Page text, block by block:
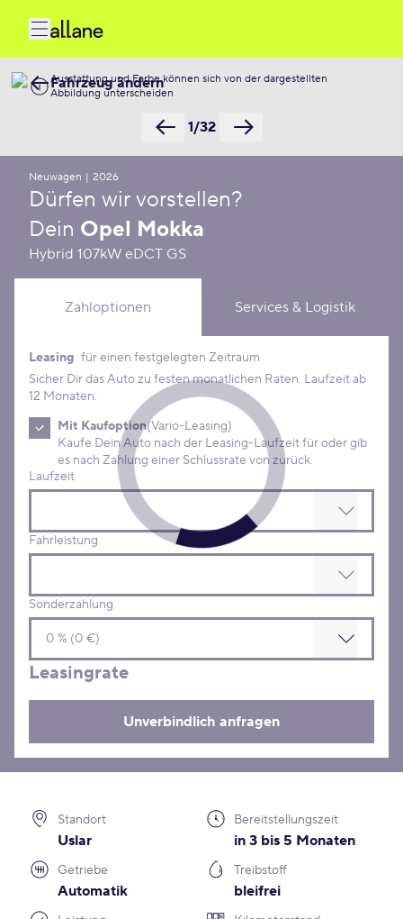
Ausstattung und Farbe können sich von der dargestellten
Abbildung unterscheiden
1/32
Fahrzeug ändern
Neuwagen | 2026
Dürfen wir vorstellen?
Dein Opel Mokka
Hybrid 107kW eDCT GS
Zahloptionen Services & Logistik
Leasing Konditionen
Leasing für einen festgelegten Zeitraum
Sicher Dir das Auto zu festen monatlichen Raten. Laufzeit ab
12 Monaten.
Mit Kaufoption(Vario-Leasing)
Kaufe Dein Auto nach der Leasing-Laufzeit für oder gib
es nach Zahlung einer Schlussrate von zurück.
Laufzeit
Fahrleistung
Sonderzahlung
Leasingrate
Unverbindlich anfragen
Standort
Uslar
Bereitstellungszeit
in 3 bis 5 Monaten
Getriebe
Automatik
Treibstoff
bleifrei